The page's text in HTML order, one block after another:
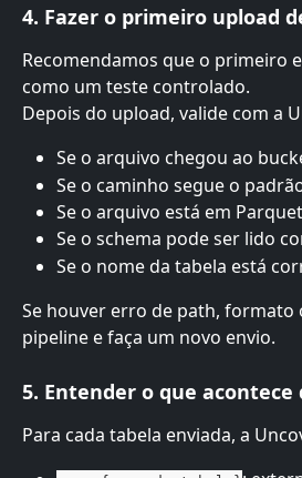
4. Fazer o primeiro upload
Recomendamos que o primeiro
como um teste controlado.
Depois do upload, valide com a
Se o arquivo chegou ao
Se o caminho segue o
Se o arquivo está em
Se o schema pode ser lido
Se o nome da tabela está
Se houver erro de path, formato
pipeline e faça um novo envio.
5. Entender o que acontece
Para cada tabela enviada, a